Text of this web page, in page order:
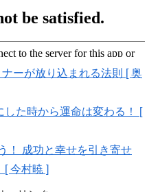
ーが放り込まれる法則 [ 奥
た時から運命は変わる！ [
！ 成功と幸せを引き寄せ
[ 今村暁 ]